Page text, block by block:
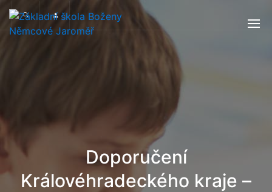
Doporučení
Královéhradeckého kraje –